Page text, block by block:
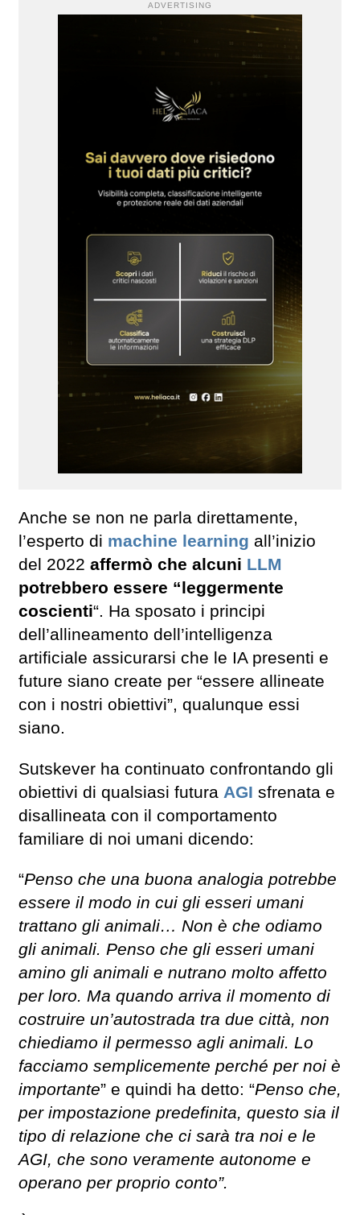
ADVERTISING
Anche se non ne parla direttamente,
l’esperto di machine learning all’inizio
del 2022 affermò che alcuni LLM
potrebbero essere “leggermente
coscienti“. Ha sposato i principi
dell’allineamento dell’intelligenza
artificiale assicurarsi che le IA presenti e
future siano create per “essere allineate
con i nostri obiettivi”, qualunque essi
siano.
Sutskever ha continuato confrontando gli
obiettivi di qualsiasi futura AGI sfrenata e
disallineata con il comportamento
familiare di noi umani dicendo:
“Penso che una buona analogia potrebbe
essere il modo in cui gli esseri umani
trattano gli animali… Non è che odiamo
gli animali. Penso che gli esseri umani
amino gli animali e nutrano molto affetto
per loro. Ma quando arriva il momento di
costruire un’autostrada tra due città, non
chiediamo il permesso agli animali. Lo
facciamo semplicemente perché per noi è
importante” e quindi ha detto: “Penso che,
per impostazione predefinita, questo sia il
tipo di relazione che ci sarà tra noi e le
AGI, che sono veramente autonome e
operano per proprio conto”.